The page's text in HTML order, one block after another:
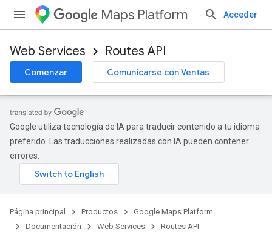
Maps Platform Acceder
Web Services Routes API
Comenzar Comunicarse con Ventas
Google utiliza tecnología de IA para traducir contenido a tu idioma
preferido. Las traducciones realizadas con IA pueden contener
errores.
Página principal Productos
Google Maps Platform
Documentación
Web Services Routes API